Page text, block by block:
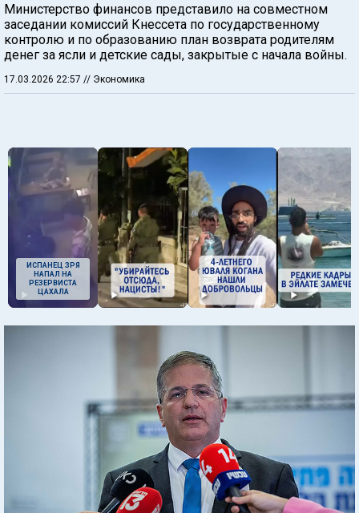
Министерство финансов представило на совместном
заседании комиссий Кнессета по государственному
контролю и по образованию план возврата родителям
денег за ясли и детские сады, закрытые с начала войны.
17.03.2026 22:57 // Экономика
ИСПАНЕЦ ЗРЯ
НАПАЛ НА
РЕЗЕРВИСТА
ЦАХАЛА